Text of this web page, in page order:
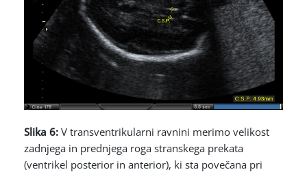
Slika 6: V transventrikularni ravnini merimo velikost
zadnjega in prednjega roga stranskega prekata
(ventrikel posterior in anterior), ki sta povečana pri